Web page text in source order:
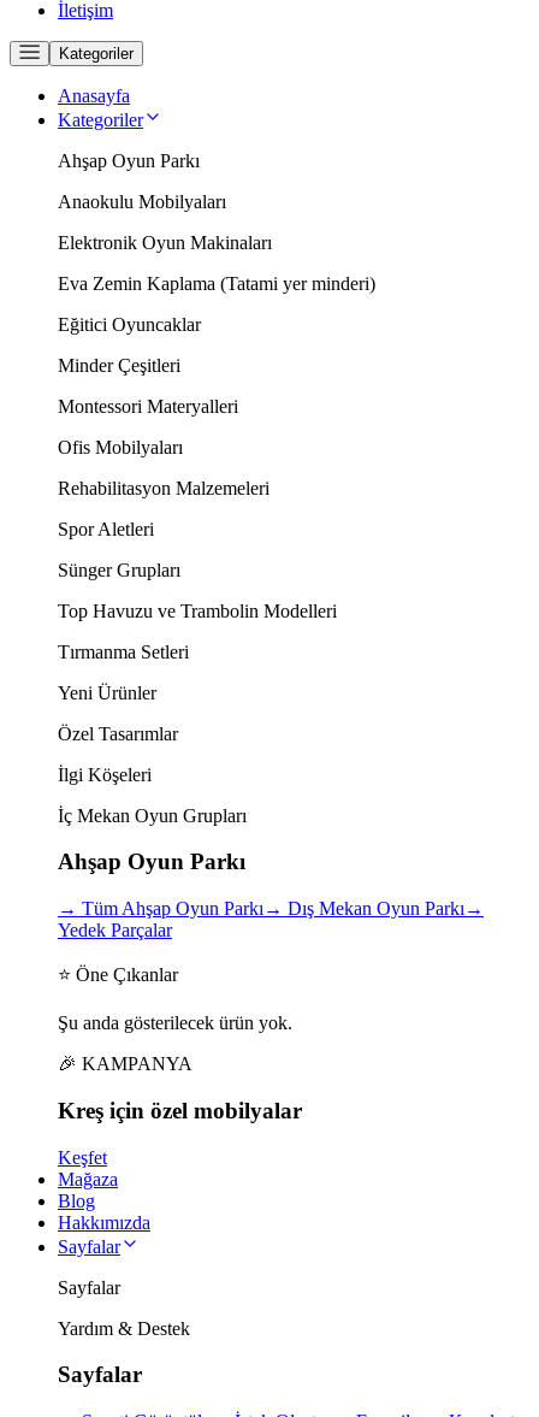
İletişim
Kategoriler
Anasayfa
Kategoriler
Ahşap Oyun Parkı
Anaokulu Mobilyaları
Elektronik Oyun Makinaları
Eva Zemin Kaplama (Tatami yer minderi)
Eğitici Oyuncaklar
Minder Çeşitleri
Montessori Materyalleri
Ofis Mobilyaları
Rehabilitasyon Malzemeleri
Spor Aletleri
Sünger Grupları
Top Havuzu ve Trambolin Modelleri
Tırmanma Setleri
Yeni Ürünler
Özel Tasarımlar
İlgi Köşeleri
İç Mekan Oyun Grupları
Ahşap Oyun Parkı
→ Tüm Ahşap Oyun Parkı → Dış Mekan Oyun Parkı →
Yedek Parçalar
⭐ Öne Çıkanlar
Şu anda gösterilecek ürün yok.
🎉 KAMPANYA
Kreş için özel mobilyalar
Keşfet
Mağaza
Blog
Hakkımızda
Sayfalar
Sayfalar
Yardım & Destek
Sayfalar